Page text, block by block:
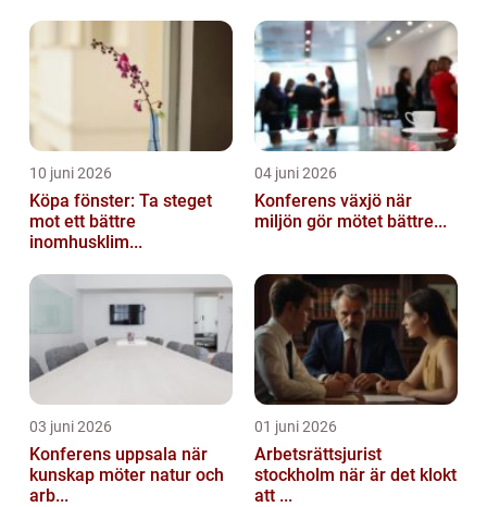
10 juni 2026
Köpa fönster: Ta steget
mot ett bättre
inomhusklim...
04 juni 2026
Konferens växjö när
miljön gör mötet bättre...
03 juni 2026
Konferens uppsala när
kunskap möter natur och
arb...
01 juni 2026
Arbetsrättsjurist
stockholm när är det klokt
att ...